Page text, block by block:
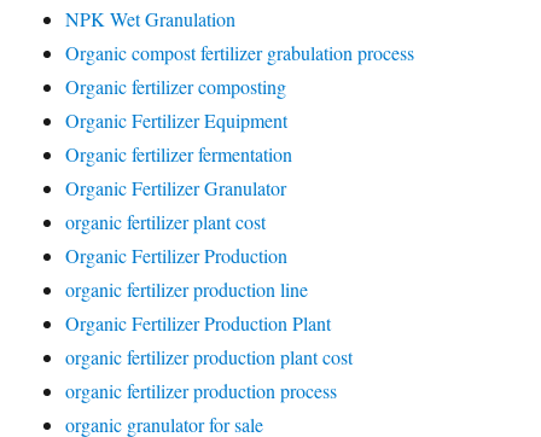
NPK Wet Granulation
Organic compost fertilizer grabulation process
Organic fertilizer composting
Organic Fertilizer Equipment
Organic fertilizer fermentation
Organic Fertilizer Granulator
organic fertilizer plant cost
Organic Fertilizer Production
organic fertilizer production line
Organic Fertilizer Production Plant
organic fertilizer production plant cost
organic fertilizer production process
organic granulator for sale